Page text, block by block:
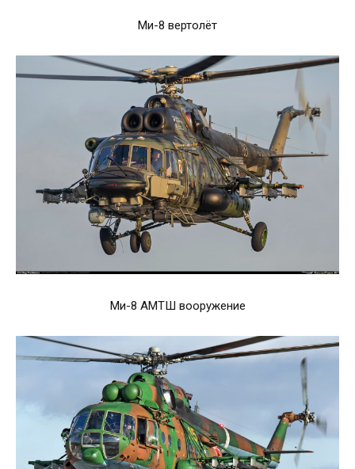
Ми-8 вертолёт
Ми-8 АМТШ вооружение